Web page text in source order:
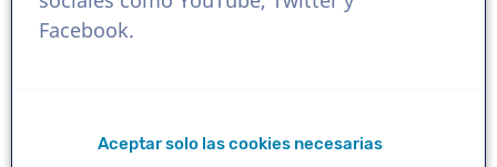
Referencias
Voz
Facebook.
Aceptar solo las cookies necesarias